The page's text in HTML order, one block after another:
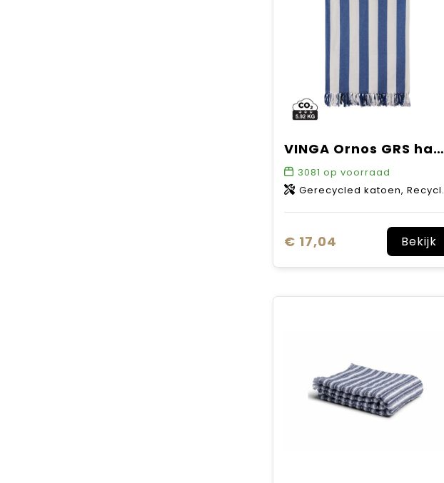
VINGA Ornos GRS hamam gezinshanddoek
3081 op voorraad
Gerecycled katoen, Recycled polyester
€ 17,04 Bekijk